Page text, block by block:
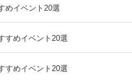
めイベント20選
すめイベント20選
すめイベント20選